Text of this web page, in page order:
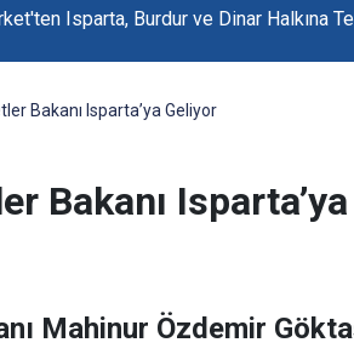
Isparta, Burdur ve Dinar Halkına
Bakanı Isparta’ya Geliyor
Bakanı Isparta’ya
Mahinur Özdemir